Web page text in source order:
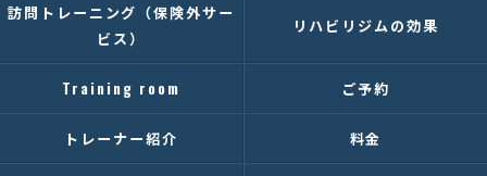
訪問トレーニング（保険外サー
ビス）
リハビリジムの効果
Training room ご予約
トレーナー紹介 料金